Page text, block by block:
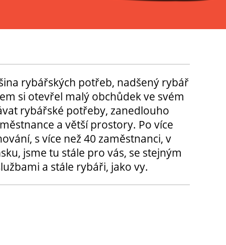
rybářských potřeb, nadšený rybář
si otevřel malý obchůdek ve svém
rybářské potřeby, zanedlouho
a větší prostory. Po více
s více než 40 zaměstnanci, v
jsme tu stále pro vás, se stejným
a stále rybáři, jako vy.